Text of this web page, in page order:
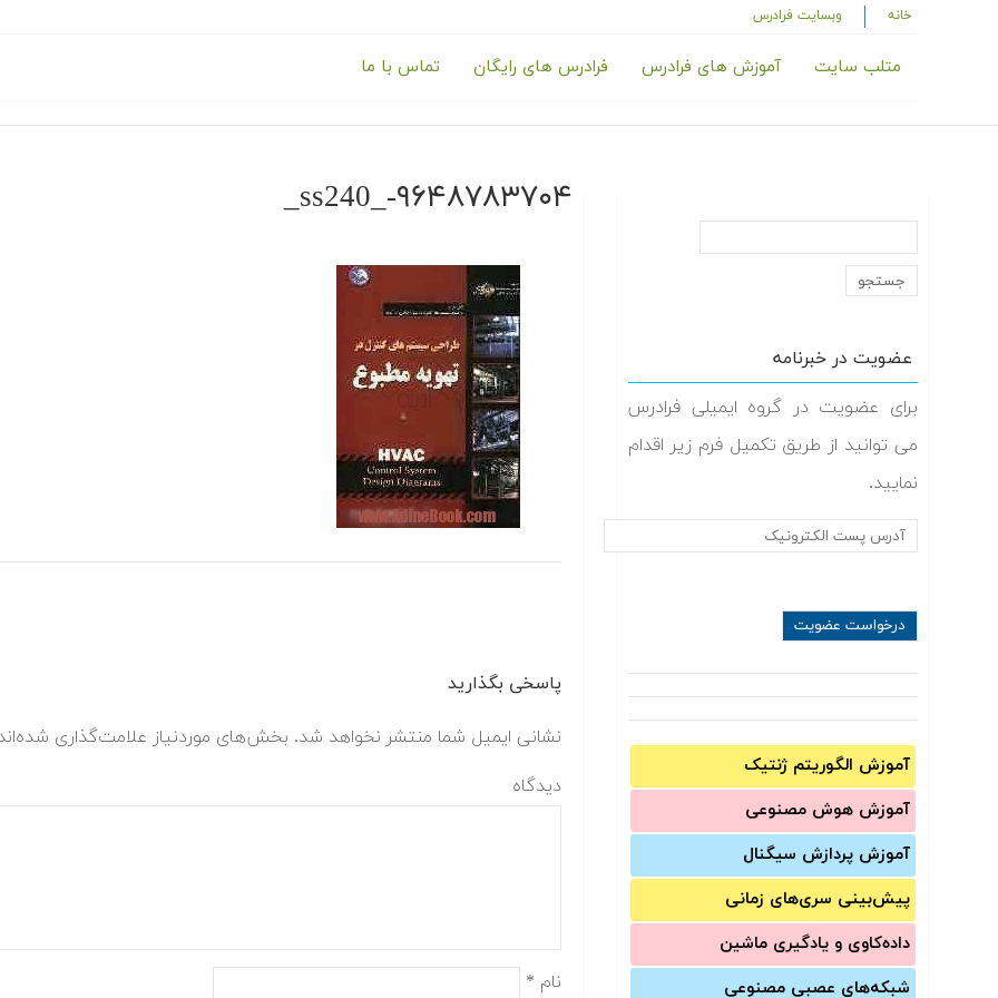
خانه وبسایت فرادرس
متلب سایت آموزش های فرادرس فرادرس های رایگان تماس با ما
عضویت در خبرنامه
برای عضویت در گروه ایمیلی فرادرس
می توانید از طریق تکمیل فرم زیر اقدام
نمایید.
آموزش الگوریتم ژنتیک
آموزش‌ هوش مصنوعی
آموزش‌ پردازش سیگنال
پیش‌‌بینی سری‌‌های زمانی
داده‌کاوی و یادگیری ماشین
شبکه‌های عصبی مصنوعی
۹۶۴۸۷۸۳۷۰۴-_ss240_
پاسخی بگذارید
نشانی ایمیل شما منتشر نخواهد شد. بخش‌های موردنیاز علامت‌گذاری
دیدگاه
نام *